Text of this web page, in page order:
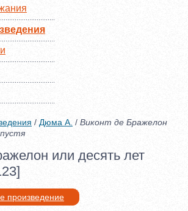
/ Дюма А. / Виконт де Бражелон
или десять лет
произведение